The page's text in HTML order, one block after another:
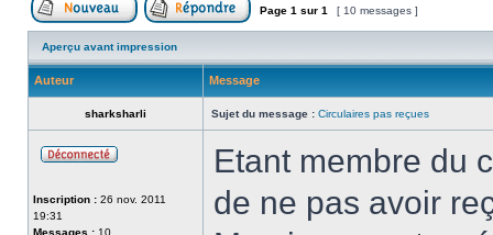
Publier un nouveau sujetRépondre au sujet
Page 1 sur 1 [ 10 messages ]
Aperçu avant impression
Auteur Message
sharksharli Sujet du message : Circulaires pas reçues
Inscription : 26 nov. 2011
19:31
Messages : 10
Etant membre du
de ne pas avoir